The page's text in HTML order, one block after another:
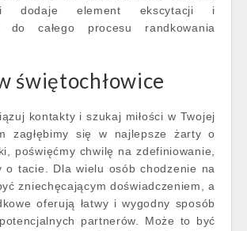
dodaje element ekscytacji i
do całego procesu randkowania
świętochłowice
kontakty i szukaj miłości w Twojej
zagłębimy się w najlepsze żarty o
poświęćmy chwilę na zdefiniowanie,
o tacie. Dla wielu osób chodzenie na
zniechęcającym doświadczeniem, a
oferują łatwy i wygodny sposób
partnerów. Może to być